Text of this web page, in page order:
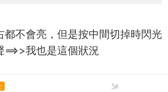
都不會亮，但是按中間切掉時閃光
我也是這個狀況
5#